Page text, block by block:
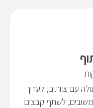
עם צוותים, לערוך
לשתף קבצים